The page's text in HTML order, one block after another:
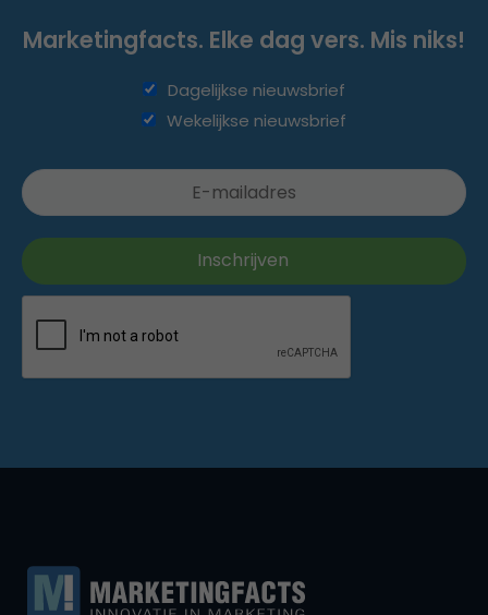
Marketingfacts. Elke dag vers. Mis niks!
Dagelijkse nieuwsbrief
Wekelijkse nieuwsbrief